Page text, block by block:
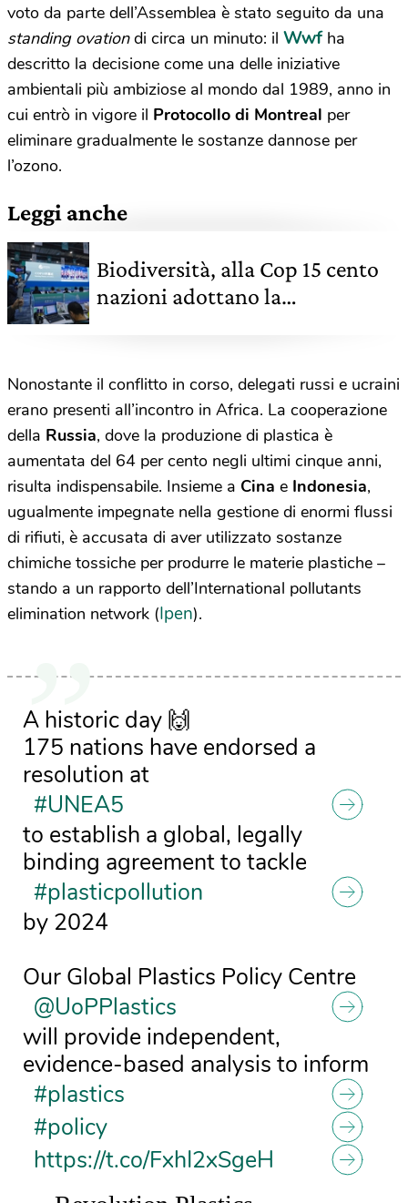
voto da parte dell’Assemblea è stato seguito da una
standing ovationdi circa un minuto: il Wwfha
descritto la decisione come una delle iniziative
ambientali più ambiziose al mondo dal 1989, anno in
cui entrò in vigore il Protocollo di Montreal per
eliminare gradualmente le sostanze dannose per
l’ozono.
Leggi anche
Biodiversità, alla Cop 15 cento
nazioni adottano la
Nonostante il conflitto in corso, delegati russi e ucraini
erano presenti all’incontro in Africa. La cooperazione
della Russia, dove la produzione di plastica è
aumentata del 64 per cento negli ultimi cinque anni,
risulta indispensabile. Insieme a Cina e Indonesia,
ugualmente impegnate nella gestione di enormi flussi
di rifiuti, è accusata di aver utilizzato sostanze
chimiche tossiche per produrre le materie plastiche –
stando a un rapporto dell’International pollutants
elimination network (Ipen).
A historic day 🙌
175 nations have endorsed a
resolution at
#UNEA5
to establish a global, legally
binding agreement to tackle
#plasticpollution
by 2024
Our Global Plastics Policy Centre
@UoPPlastics
will provide independent,
evidence-based analysis to inform
#plastics
#policy
https://t.co/FxhI2xSgeH